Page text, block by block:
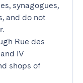
synagogues,
and do not
Rue des
IV
shops of